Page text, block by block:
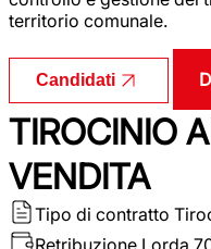
territorio comunale.
Candidati
TIROCINIO
VENDITA
Tipo di contratto
Retribuzione Lorda